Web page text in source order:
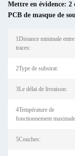
Mettre en évidence: 2
PCB de masque de
1Distance minimale
traces:
2Type de substrat:
3Le délai de livraison:
4Température de
fonctionnement
5Couches: